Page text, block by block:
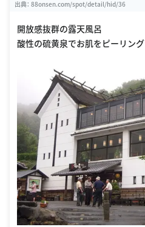
出典： 88onsen.com/spot/detail/hid/36
開放感抜群の露天風呂
酸性の硫黄泉でお肌をピーリング